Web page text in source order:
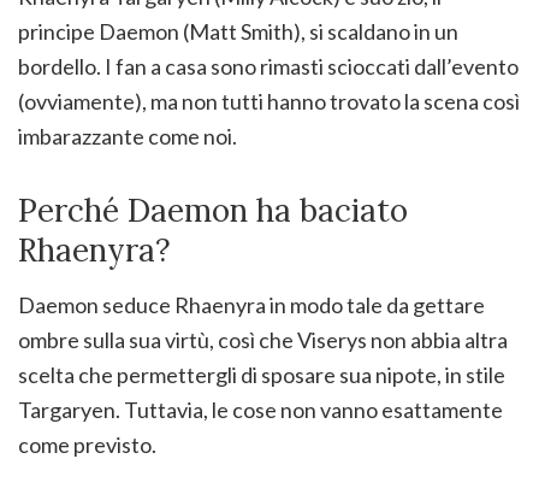
principe Daemon (Matt Smith), si scaldano in un
bordello. I fan a casa sono rimasti scioccati dall’evento
(ovviamente), ma non tutti hanno trovato la scena così
imbarazzante come noi.
Perché Daemon ha baciato
Rhaenyra?
Daemon seduce Rhaenyra in modo tale da gettare
ombre sulla sua virtù, così che Viserys non abbia altra
scelta che permettergli di sposare sua nipote, in stile
Targaryen. Tuttavia, le cose non vanno esattamente
come previsto.